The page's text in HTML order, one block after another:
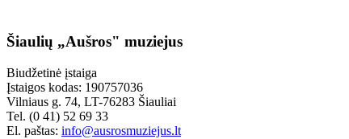
Šiaulių „Aušros" muziejus
Biudžetinė įstaiga
Įstaigos kodas: 190757036
Vilniaus g. 74, LT-76283 Šiauliai
Tel. (0 41) 52 69 33
El. paštas: info@ausrosmuziejus.lt